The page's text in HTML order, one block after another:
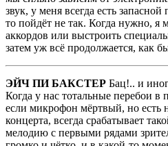
звук, у меня всегда есть
то пойдёт не так. Когда нужно, я
аккордов или выстроить
затем уж всё продолжается, как
ЭЙЧ ПИ БАКСТЕР Бац!.. и
Когда у нас тотальные перебои в
если микрофон мёртвый, но есть
концерта, всегда срабатывает
мелодию с первыми рядами